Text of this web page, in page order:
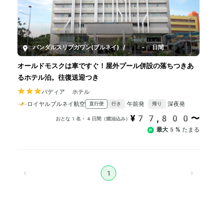
バンダルスリブガワン(ブルネイ) / 4-8日間
オールドモスクは車ですぐ！屋外プール併設の落ちつきあ
るホテル泊。往復送迎つき
バディア ホテル
ロイヤルブルネイ航空
直行便 行き 午前発 帰り 深夜発
おとな1名・4日間（燃油込み） ¥77,800〜
最大5% たまる
1